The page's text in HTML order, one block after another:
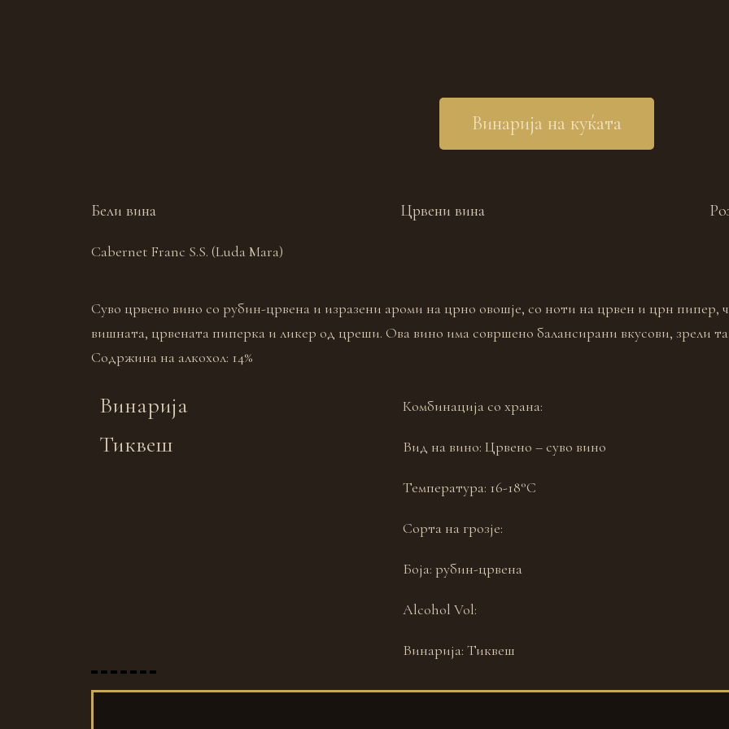
Винарија на куќата
Бели вина Црвени вина
Cabernet Franc S.S. (Luda Mara)
Суво црвено вино со рубин-црвена и изразени ароми на црно овошје, со ноти на црвен и црн пипер,
вишната, црвената пиперка и ликер од цреши. Ова вино има совршено балансирани вкусови, зрели
Содржина на алкохол: 14%
Винарија
Тиквеш
Комбинација со храна:
Вид на вино:Црвено – суво вино
Температура: 16-18°С
Сорта на грозје:
Боја:рубин-црвена
Alcohol Vol:
Винарија:Тиквеш